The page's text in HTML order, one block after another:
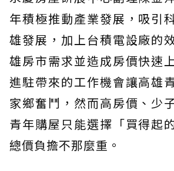
年積極推動產業發展，吸引
雄發展，加上台積電設廠的
雄房市需求並造成房價快速
進駐帶來的工作機會讓高雄
家鄉奮鬥，然而高房價、少
青年購屋只能選擇「買得起
總價負擔不那麼重。